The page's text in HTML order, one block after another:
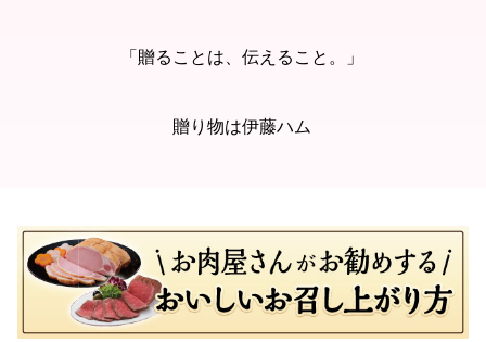
「贈ることは、伝えること。」
贈り物は伊藤ハム